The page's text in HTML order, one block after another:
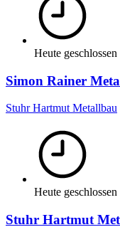
Heute geschlossen
Simon Rainer
Stuhr Hartmut Metallbau
Heute geschlossen
Stuhr Hartmut